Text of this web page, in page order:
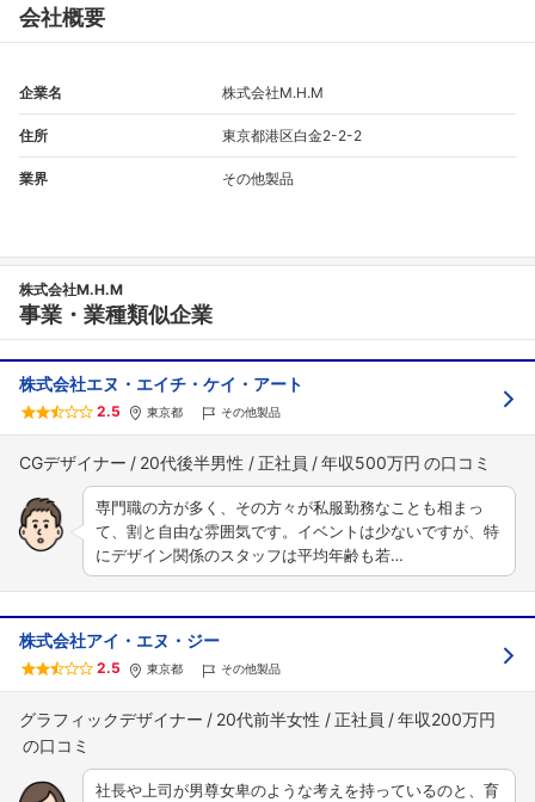
会社概要
企業名 株式会社M.H.M
住所 東京都港区白金2-2-2
業界 その他製品
株式会社M.H.M
事業・業種類似企業
株式会社エヌ・エイチ・ケイ・アート
2.5 東京都 その他製品
CGデザイナー 20代後半男性 正社員 年収500万円
専門職の方が多く、その方々が私服勤務なことも相まっ
て、割と自由な雰囲気です。イベントは少ないですが、特
にデザイン関係のスタッフは平均年齢も若…
株式会社アイ・エヌ・ジー
2.5 東京都 その他製品
グラフィックデザイナー 20代前半女性 正社員 年収200万円
社長や上司が男尊女卑のような考えを持っているのと、育